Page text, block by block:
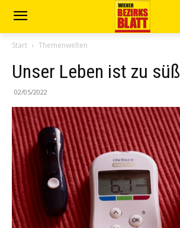
Start Themenwelten
Unser Leben ist zu süß
02/05/2022